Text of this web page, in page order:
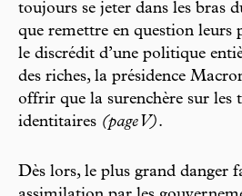
toujours se jeter dans les bras
que remettre en question leurs
le discrédit d’une politique
des riches, la présidence
offrir que la surenchère sur les
identitaires (page V).
Dès lors, le plus grand danger